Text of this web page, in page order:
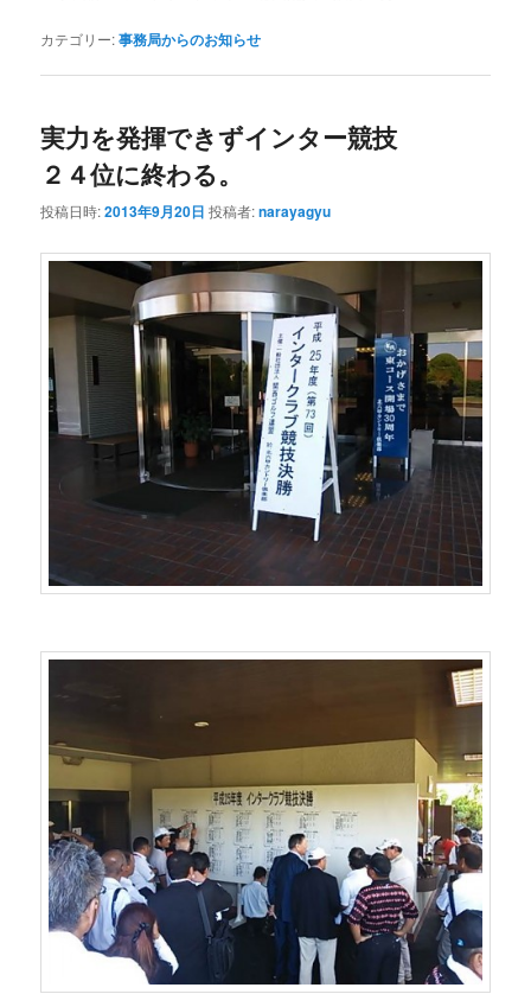
カテゴリー:事務局からのお知らせ
実力を発揮できずインター競技
２４位に終わる。
投稿日時:2013年9月20日 投稿者:narayagyu